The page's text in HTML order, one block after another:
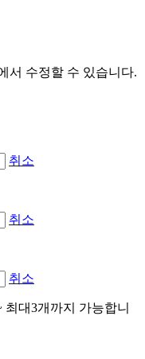
서 수정할 수 있습니다.
취소
취소
취소
대3개까지 가능합니